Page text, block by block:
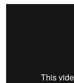
Lecteur